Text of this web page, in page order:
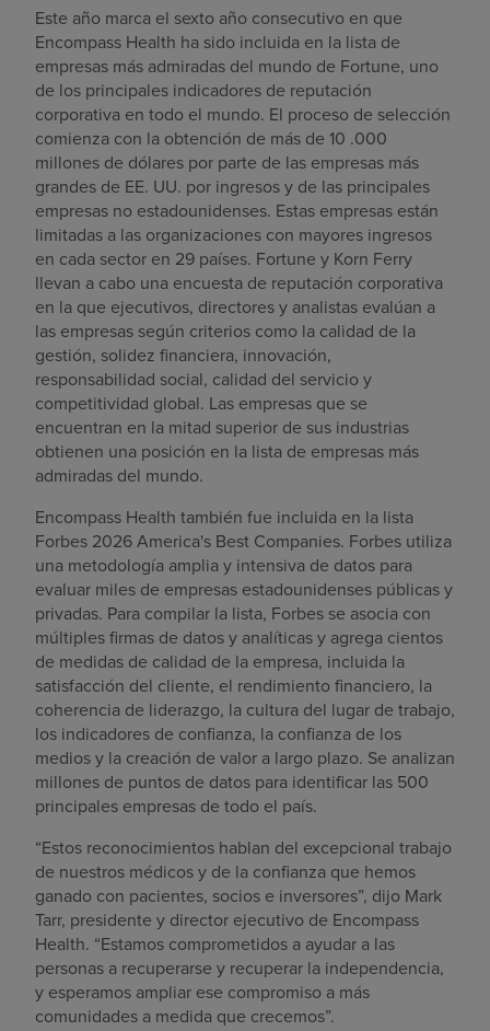
Este año marca el sexto año consecutivo en que
Encompass Health ha sido incluida en la lista de
empresas más admiradas del mundo de Fortune, uno
de los principales indicadores de reputación
corporativa en todo el mundo. El proceso de selección
comienza con la obtención de más de 10 .000
millones de dólares por parte de las empresas más
grandes de EE. UU. por ingresos y de las principales
empresas no estadounidenses. Estas empresas están
limitadas a las organizaciones con mayores ingresos
en cada sector en 29 países. Fortune y Korn Ferry
llevan a cabo una encuesta de reputación corporativa
en la que ejecutivos, directores y analistas evalúan a
las empresas según criterios como la calidad de la
gestión, solidez financiera, innovación,
responsabilidad social, calidad del servicio y
competitividad global. Las empresas que se
encuentran en la mitad superior de sus industrias
obtienen una posición en la lista de empresas más
admiradas del mundo.
Encompass Health también fue incluida en la lista
Forbes 2026 America's Best Companies. Forbes utiliza
una metodología amplia y intensiva de datos para
evaluar miles de empresas estadounidenses públicas y
privadas. Para compilar la lista, Forbes se asocia con
múltiples firmas de datos y analíticas y agrega cientos
de medidas de calidad de la empresa, incluida la
satisfacción del cliente, el rendimiento financiero, la
coherencia de liderazgo, la cultura del lugar de trabajo,
los indicadores de confianza, la confianza de los
medios y la creación de valor a largo plazo. Se analizan
millones de puntos de datos para identificar las 500
principales empresas de todo el país.
“Estos reconocimientos hablan del excepcional trabajo
de nuestros médicos y de la confianza que hemos
ganado con pacientes, socios e inversores”, dijo Mark
Tarr, presidente y director ejecutivo de Encompass
Health. “Estamos comprometidos a ayudar a las
personas a recuperarse y recuperar la independencia,
y esperamos ampliar ese compromiso a más
comunidades a medida que crecemos”.